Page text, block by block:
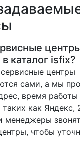
каталог isfix?
центры
сами, а мы
время
таких как Яндекс,
менеджеры
чтобы